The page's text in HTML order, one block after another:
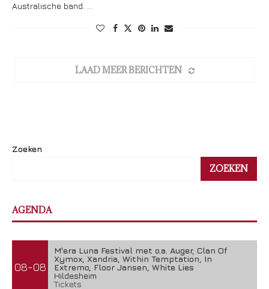
Australische band. …
LAAD MEER BERICHTEN
Zoeken
ZOEKEN
AGENDA
08-08
M'era Luna Festival met o.a. Auger, Clan Of
Xymox, Xandria, Within Temptation, In
Extremo, Floor Jansen, White Lies
Hildesheim
Tickets